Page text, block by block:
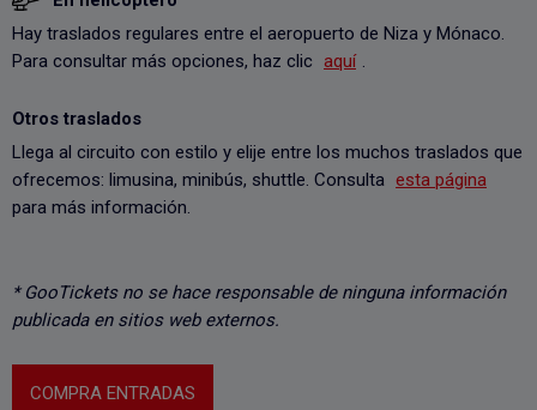
Hay traslados regulares entre el aeropuerto de Niza y Mónaco.
Para consultar más opciones, haz clic aquí .
Otros traslados
Llega al circuito con estilo y elije entre los muchos traslados que
ofrecemos: limusina, minibús, shuttle. Consulta esta página
para más información.
* GooTickets no se hace responsable de ninguna información
publicada en sitios web externos.
COMPRA ENTRADAS